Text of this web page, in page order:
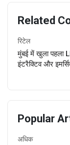
Related
रिटेल
मुंबई में खुला पहला
इंटरैक्टिव और
Popular
अधिक